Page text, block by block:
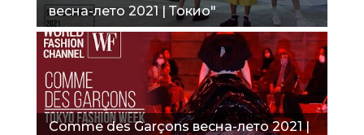
весна-лето 2021 | Токио"
Comme des Garçons весна-лето 2021 |